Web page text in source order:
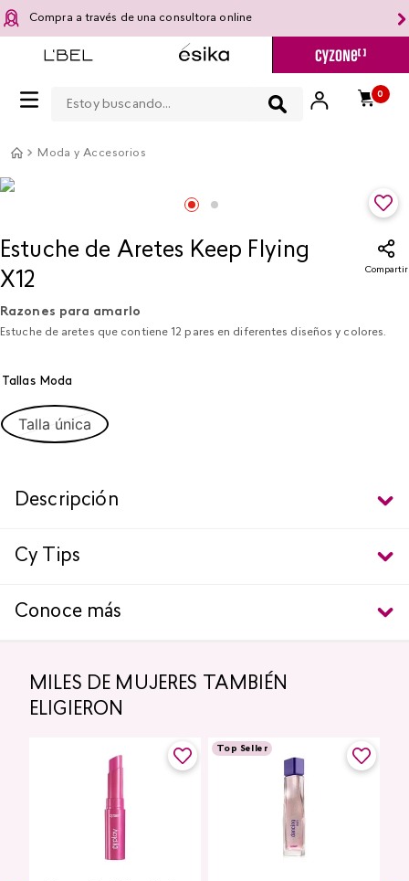
Compra a través de una consultora online
0
Moda y Accesorios
Estuche de Aretes Keep Flying
X12
Compartir
Razones para amarlo
Estuche de aretes que contiene 12 pares en diferentes diseños y colores.
Tallas Moda
Talla única
Descripción
Cy Tips
Conoce más
MILES DE MUJERES TAMBIÉN
ELIGIERON
Top Seller